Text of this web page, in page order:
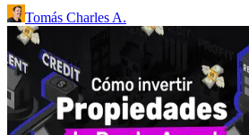
Tomás Charles A.